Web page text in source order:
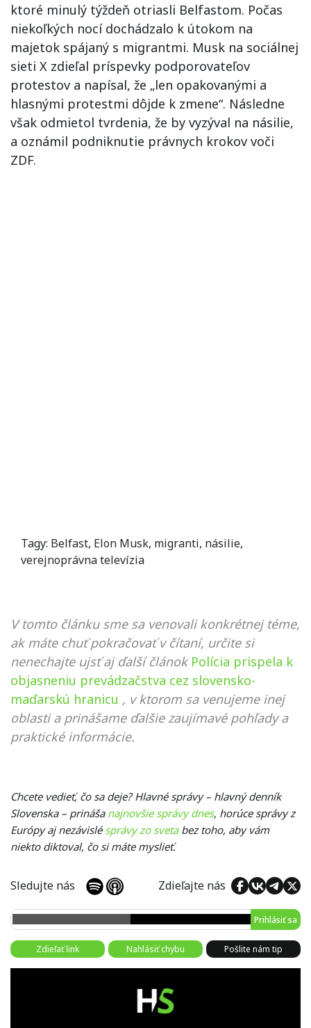
ktoré minulý týždeň otriasli Belfastom. Počas
niekoľkých nocí dochádzalo k útokom na
majetok spájaný s migrantmi. Musk na sociálnej
sieti X zdieľal príspevky podporovateľov
protestov a napísal, že „len opakovanými a
hlasnými protestmi dôjde k zmene“. Následne
však odmietol tvrdenia, že by vyzýval na násilie,
a oznámil podniknutie právnych krokov voči
ZDF.
Tagy: Belfast, Elon Musk, migranti, násilie,
verejnoprávna televízia
V tomto článku sme sa venovali konkrétnej téme,
ak máte chuť pokračovať v čítaní, určite si
nenechajte ujsť aj ďalší článok Polícia prispela k
objasneniu prevádzačstva cez slovensko-
maďarskú hranicu , v ktorom sa venujeme inej
oblasti a prinášame ďalšie zaujímavé pohľady a
praktické informácie.
Chcete vedieť, čo sa deje? Hlavné správy – hlavný denník
Slovenska – prináša najnovšie správy dnes, horúce správy z
Európy aj nezávislé správy zo svetabez toho, aby vám
niekto diktoval, čo si máte myslieť.
Sledujte nás Zdieľajte nás
Prihlásiť sa
Zdieľať link Nahlásiť chybu Pošlite nám tip